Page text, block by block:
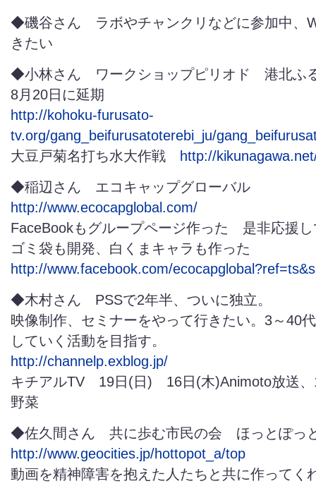
◆磯谷さん ラボやチャンクリなどに参加中、
きたい
◆小林さん ワークショップピリオド 港北ふ
8月20日に延期
http://kohoku-furusato-
tv.org/gang_beifurusatoterebi_ju/
大豆戸菊名打ち水大作戦
http://
◆稲辺さん エコキャップグローバル
http://www.ecocapglobal.com/
FaceBookもグループページ作った 是非応援し
ゴミ袋も開発、白くまキャラも作った
http://www.facebook.com/
◆木村さん PSSで2年半、ついに独立。
映像制作、セミナーをやって行きたい。3～40
していく活動を目指す。
http://channelp.exblog.jp/
キチアルTV 19日(日) 16日(木)Animoto放送、
野菜
◆佐久間さん 共に歩む市民の会 ほっとぽっ
http://www.geocities.jp/hottopot_a/top
動画を精神障害を抱えた人たちと共に作ってく